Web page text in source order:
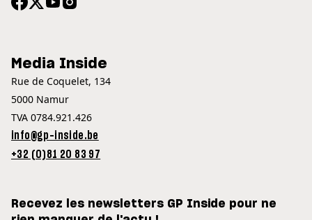
Media Inside
Rue de Coquelet, 134
5000 Namur
TVA 0784.921.426
info@gp-inside.be
+32 (0)81 20 83 97
Recevez les newsletters GP Inside pour ne